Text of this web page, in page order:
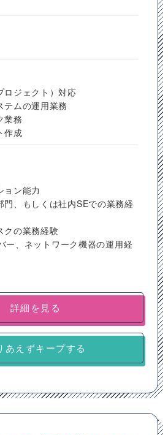
ロジェクト）対応
テムの運用業務
業務
作成
ン能力
、もしくは社内SEでの業務経
の業務経験
、ネットワーク機器の運用経
詳細を見る
あえずキープする